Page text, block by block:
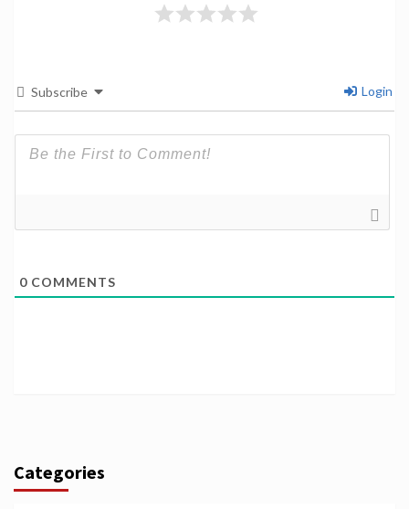
Subscribe Login
0 COMMENTS
Categories